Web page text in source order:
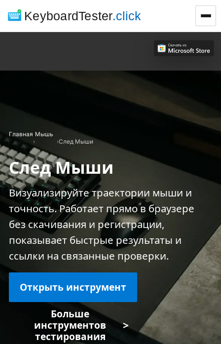
KeyboardTester.click
Главная
›
Мышь
›След Мыши
След Мыши
Визуализируйте траектории мыши и
точность. Работает прямо в браузере
без скачивания и регистрации,
показывает быстрые результаты и
ссылки на связанные проверки.
Открыть инструмент
Больше
инструментов
тестирования
>